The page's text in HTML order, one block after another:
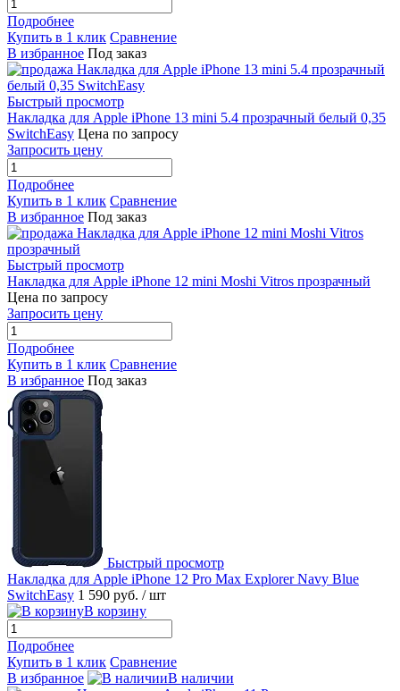
Подробнее
Купить в 1 клик Сравнение
В избранное Под заказ
Быстрый просмотр
Накладка для Apple iPhone 13 mini 5.4 прозрачный белый 0,35
SwitchEasy Цена по запросу
Запросить цену
Подробнее
Купить в 1 клик Сравнение
В избранное Под заказ
Быстрый просмотр
Накладка для Apple iPhone 12 mini Moshi Vitros прозрачный
Цена по запросу
Запросить цену
Подробнее
Купить в 1 клик Сравнение
В избранное Под заказ
Быстрый просмотр
Накладка для Apple iPhone 12 Pro Max Explorer Navy Blue
SwitchEasy 1 590 руб. / шт
В корзину
Подробнее
Купить в 1 клик Сравнение
В избранное
В наличии